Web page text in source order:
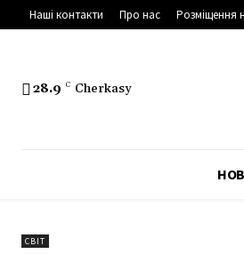
Наші контакти Про нас Розміщення
28.9 C Cherkasy
СВІТ